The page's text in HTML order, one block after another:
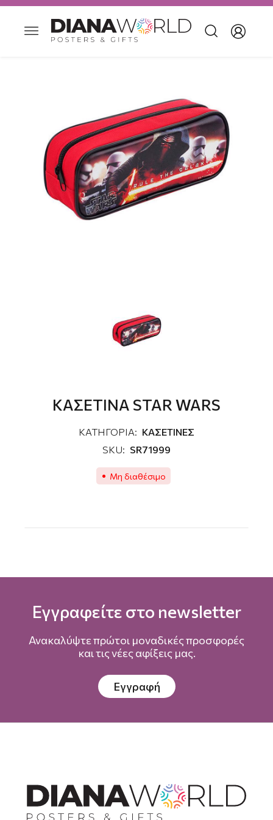
ΚΑΣΕΤΙΝΑ STAR WARS
ΚΑΤΗΓΟΡΙΑ: ΚΑΣΕΤΙΝΕΣ
SKU: SR71999
Μη διαθέσιμο
Εγγραφείτε στο newsletter
Ανακαλύψτε πρώτοι μοναδικές προσφορές
και τις νέες αφίξεις μας.
Εγγραφή